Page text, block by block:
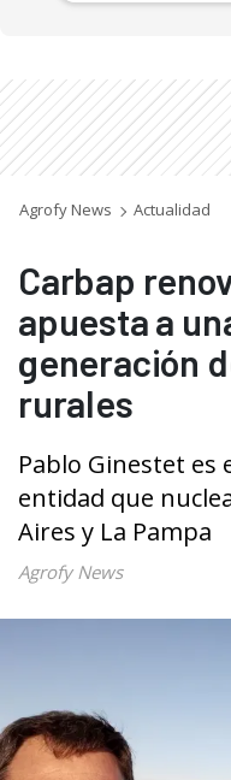
Agrofy News Actualidad
Carbap
apuesta a
generación
rurales
Pablo Ginestet es
entidad que
Aires y La Pampa
Agrofy News